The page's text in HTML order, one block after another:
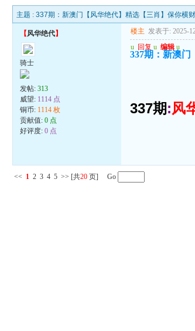
主题 :337期：新澳门【风华绝代】精选【三肖】保你横财
【风华绝代】
骑士
发帖:313
威望: 1114 点
铜币: 1114 枚
贡献值:0 点
好评度:0 点
楼主 发表于: 2025-
u 回复 u 编辑 u
337期：新澳门
337期:风
<< 1 2 3 4 5 >> [共20 页] Go